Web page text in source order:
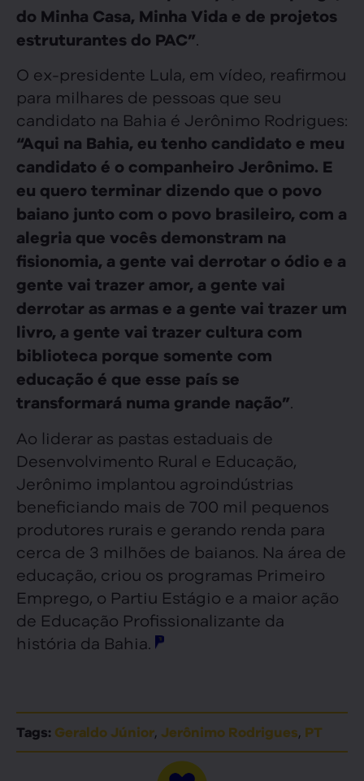
do Minha Casa, Minha Vida e de projetos
estruturantes do PAC”.
O ex-presidente Lula, em vídeo, reafirmou
para milhares de pessoas que seu
candidato na Bahia é Jerônimo Rodrigues:
“Aqui na Bahia, eu tenho candidato e meu
candidato é o companheiro Jerônimo. E
eu quero terminar dizendo que o povo
baiano junto com o povo brasileiro, com a
alegria que vocês demonstram na
fisionomia, a gente vai derrotar o ódio e a
gente vai trazer amor, a gente vai
derrotar as armas e a gente vai trazer um
livro, a gente vai trazer cultura com
biblioteca porque somente com
educação é que esse país se
transformará numa grande nação”.
Ao liderar as pastas estaduais de
Desenvolvimento Rural e Educação,
Jerônimo implantou agroindústrias
beneficiando mais de 700 mil pequenos
produtores rurais e gerando renda para
cerca de 3 milhões de baianos. Na área de
educação, criou os programas Primeiro
Emprego, o Partiu Estágio e a maior ação
de Educação Profissionalizante da
história da Bahia.
Tags: Geraldo Júnior, Jerônimo Rodrigues, PT